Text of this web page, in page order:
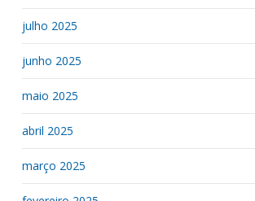
julho 2025
junho 2025
maio 2025
abril 2025
março 2025